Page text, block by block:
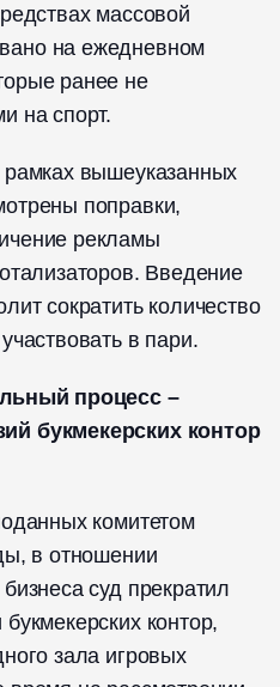
массовой
на ежедневном
ранее не
на спорт.
вышеуказанных
поправки,
рекламы
Введение
сократить количество
в пари.
процесс –
букмекерских контор
комитетом
в отношении
суд прекратил
контор,
зала игровых